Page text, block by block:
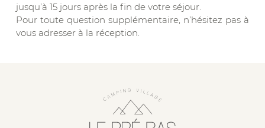
jusqu’à 15 jours après la fin de votre séjour.
Pour toute question supplémentaire, n’hésitez pas à
vous adresser à la réception.